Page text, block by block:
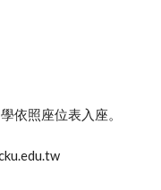
依照座位表入座。